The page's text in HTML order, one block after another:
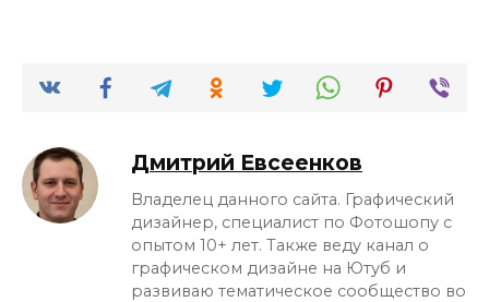
Дмитрий Евсеенков
Владелец данного сайта. Графический
дизайнер, специалист по Фотошопу с
опытом 10+ лет. Также веду канал о
графическом дизайне на Ютуб и
развиваю тематическое сообщество во